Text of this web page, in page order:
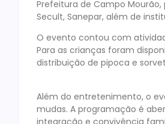
Prefeitura de Campo Mourão,
Secult, Sanepar, além de
O evento contou com
Para as crianças foram
distribuição de pipoca e
Além do entretenimento, o
mudas. A programação é
integração e convivência